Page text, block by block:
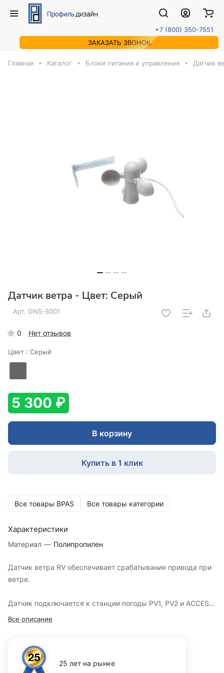
+7 (800) 350-7551
ЗАКАЗАТЬ ЗВОНОК
Главная Каталог Блоки питания и управления Датчик
Датчик ветра - Цвет: Серый
Арт. GNS-S001
0 Нет отзывов
Цвет : Серый
5 300 ₽
В корзину
Купить в 1 клик
Все товары BPAS Все товары категории
Характеристики
Материал — Полипропилен
Датчик ветра RV обеспечивает срабатывания привода при
ветре.
Датчик подключается к станции погоды PV1, PV2 и ACCESS
GNS 10/2
Все описание
25 лет на рынке